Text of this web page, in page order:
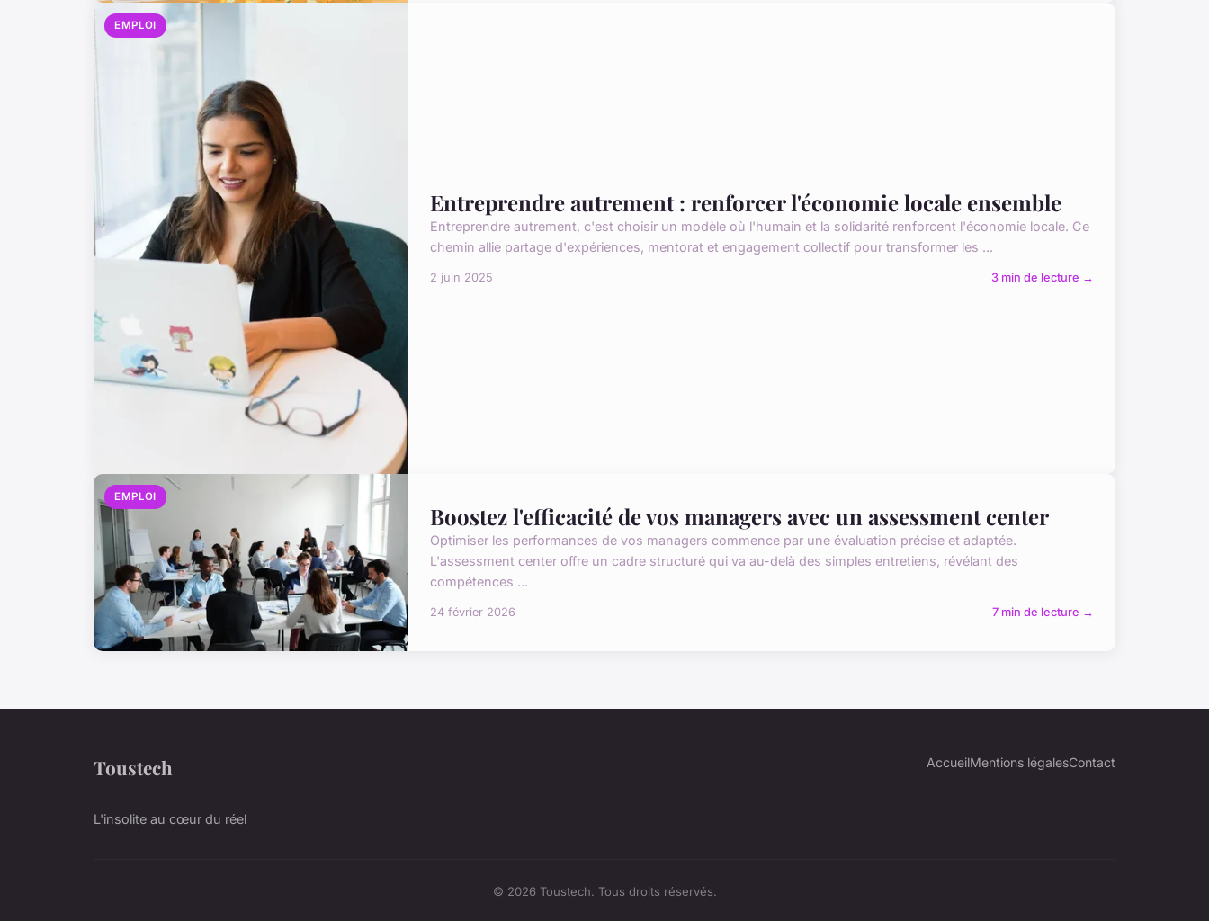
EMPLOI
Entreprendre autrement : renforcer l'économie locale ensemble
Entreprendre autrement, c'est choisir un modèle où l'humain et la solidarité renforcent l'économie locale. Ce
chemin allie partage d'expériences, mentorat et engagement collectif pour transformer les ...
2 juin 2025 3 min de lecture →
EMPLOI
Boostez l'efficacité de vos managers avec un assessment center
Optimiser les performances de vos managers commence par une évaluation précise et adaptée.
L'assessment center offre un cadre structuré qui va au-delà des simples entretiens, révélant des
compétences ...
24 février 2026 7 min de lecture →
Toustech
L'insolite au cœur du réel
AccueilMentions légalesContact
© 2026 Toustech. Tous droits réservés.